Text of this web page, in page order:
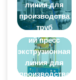
линия для
производства
труб
Гидравлическ
ий пресс
экструзионная
линия для
производства